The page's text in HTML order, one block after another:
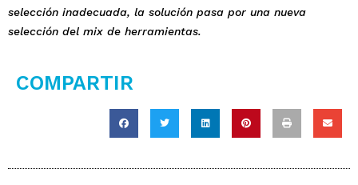
selección inadecuada, la solución pasa por una nueva
selección del mix de herramientas.
COMPARTIR